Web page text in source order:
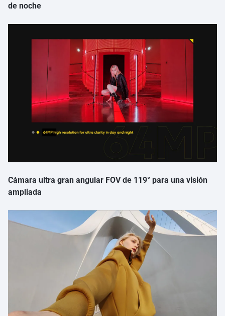
de noche
Cámara ultra gran angular FOV de 119° para una visión
ampliada